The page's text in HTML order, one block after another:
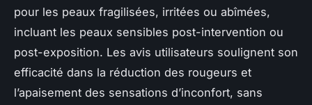
pour les peaux fragilisées, irritées ou abîmées,
incluant les peaux sensibles post-intervention ou
post-exposition. Les avis utilisateurs soulignent son
efficacité dans la réduction des rougeurs et
l’apaisement des sensations d’inconfort, sans